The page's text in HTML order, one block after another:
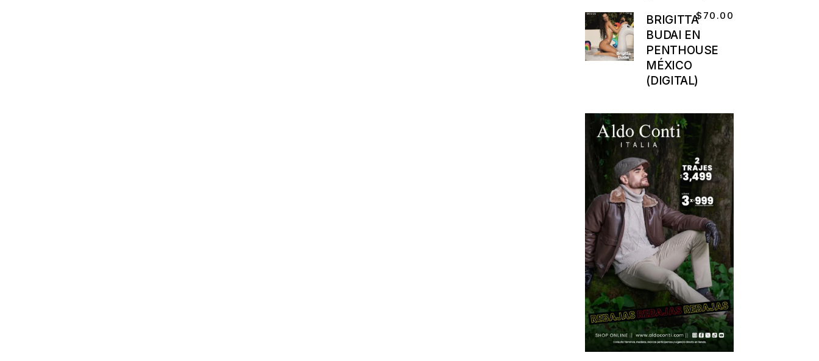
BRIGITTA
BUDAI EN
PENTHOUSE
MÉXICO
(DIGITAL)
$ 70.00